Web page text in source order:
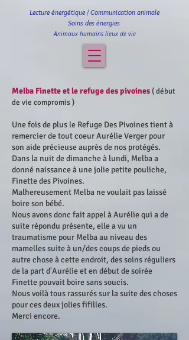
Lecture énergétique / Communication animale
Soins des énergies
Animaux humains lieux de vie
Melba Finette et le refuge des pivoines( début
de vie compromis )
Une fois de plus le Refuge Des Pivoines tient à
remercier de tout coeur Aurélie Verger pour
son aide précieuse auprès de nos protégés.
Dans la nuit de dimanche à lundi, Melba a
donné naissance à une jolie petite pouliche,
Finette des Pivoines.
Malhereusement Melba ne voulait pas laissé
boire son bébé.
Nous avons donc fait appel à Aurélie qui a de
suite répondu présente, elle a vu un
traumatisme pour Melba au niveau des
mamelles suite à un/des coups de pieds ou
autre chose à cette endroit, des soins réguliers
de la part d'Aurélie et en début de soirée
Finette pouvait boire sans soucis.
Nous voilà tous rassurés sur la suite des choses
pour ces deux jolies fifilles.
Merci encore.